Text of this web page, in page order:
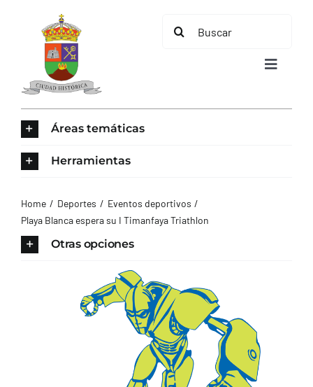
contenido
Buscar:
Toggle
AYUNTAMIENTO
Áreas temáticas
Herramientas
Home Deportes
Eventos deportivos
Playa Blanca espera su I Timanfaya Triathlon
Otras opciones